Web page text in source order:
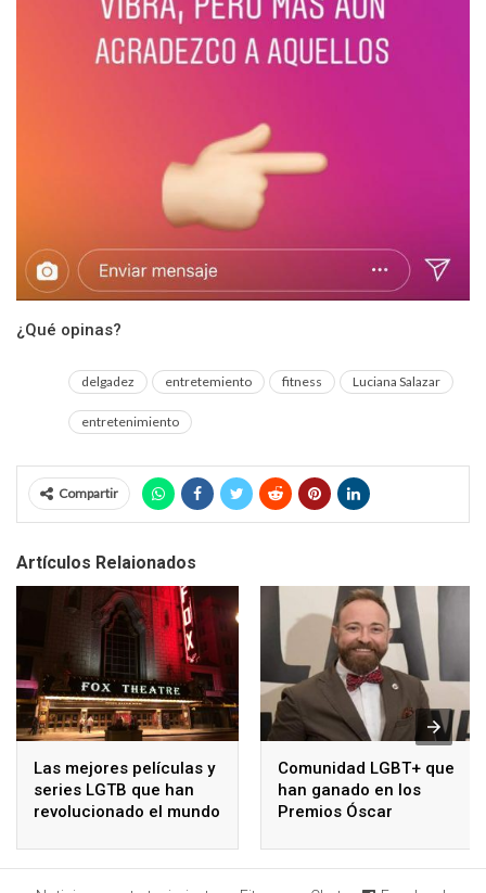
¿Qué opinas?
delgadez entretemiento fitness Luciana Salazar
entretenimiento
Compartir
Artículos Relaionados
Las mejores películas y
series LGTB que han
revolucionado el mundo
Comunidad LGBT+ que
han ganado en los
Premios Óscar